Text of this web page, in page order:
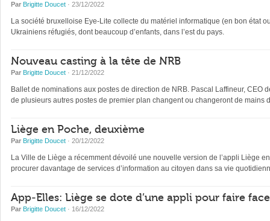
Par Brigitte Doucet · 23/12/2022
La société bruxelloise Eye-Lite collecte du matériel informatique (en bon état
Ukrainiens réfugiés, dont beaucoup d’enfants, dans l’est du pays.
Nouveau casting à la tête de NRB
Par Brigitte Doucet · 21/12/2022
Ballet de nominations aux postes de direction de NRB. Pascal Laffineur,
de plusieurs autres postes de premier plan changent ou changeront de mains
Liège en Poche, deuxième
Par Brigitte Doucet · 20/12/2022
La Ville de Liège a récemment dévoilé une nouvelle version de l’appli Liège
procurer davantage de services d’information au citoyen dans sa vie
App-Elles: Liège se dote d’une appli pour faire
Par Brigitte Doucet · 16/12/2022